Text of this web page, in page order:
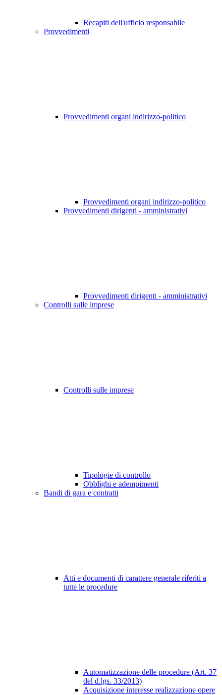
Recapiti dell'ufficio responsabile
Provvedimenti
Provvedimenti organi indirizzo-politico
Provvedimenti organi indirizzo-politico
Provvedimenti dirigenti - amministrativi
Provvedimenti dirigenti - amministrativi
Controlli sulle imprese
Controlli sulle imprese
Tipologie di controllo
Obblighi e adempimenti
Bandi di gara e contratti
Atti e documenti di carattere generale riferiti a
tutte le procedure
Automatizzazione delle procedure (Art. 37
del d.lgs. 33/2013)
Acquisizione interesse realizzazione opere